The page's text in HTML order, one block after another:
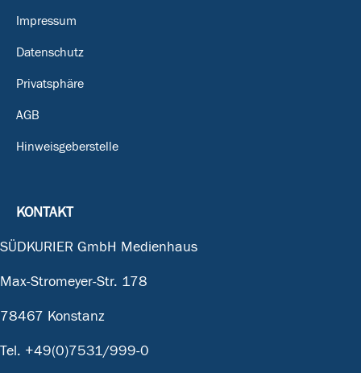
Impressum
Datenschutz
Privatsphäre
AGB
Hinweisgeberstelle
KONTAKT
SÜDKURIER GmbH Medienhaus
Max-Stromeyer-Str. 178
78467 Konstanz
Tel. +49(0)7531/999-0